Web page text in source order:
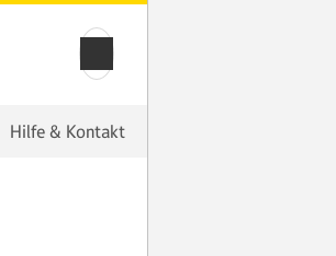
Hilfe & Kontakt